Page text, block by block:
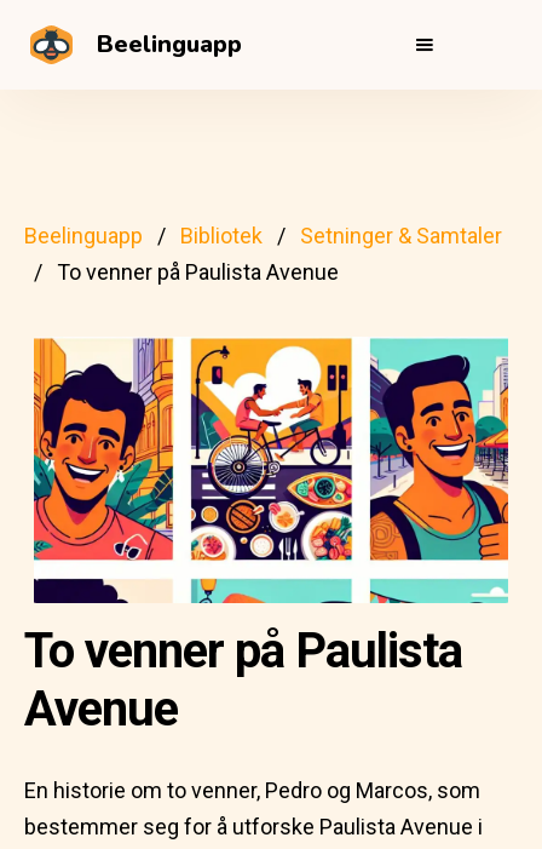
Beelinguapp
Beelinguapp Bibliotek
Setninger & Samtaler
To venner på Paulista Avenue
To venner på Paulista
Avenue
En historie om to venner, Pedro og Marcos, som
bestemmer seg for å utforske Paulista Avenue i